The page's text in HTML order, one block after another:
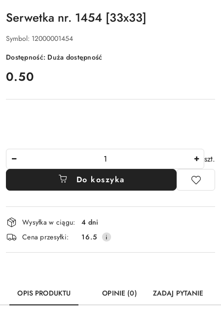
Serwetka nr. 1454 [33x33]
Symbol: 12000001454
Dostępność: Duża dostępność
cena:
0.50
szt.
Do koszyka
Dostępność
i
dostawa
Wysyłka w ciągu:
4 dni
Cena przesyłki:
16.5
OPIS PRODUKTU OPINIE (0) ZADAJ PYTANIE